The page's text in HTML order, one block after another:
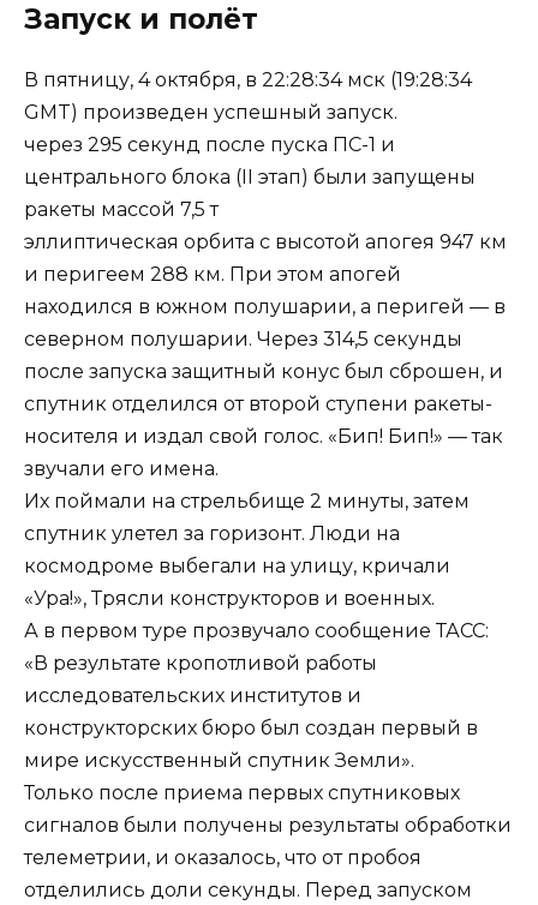
Запуск и полёт
В пятницу, 4 октября, в 22:28:34 мск (19:28:34
GMT) произведен успешный запуск.
через 295 секунд после пуска ПС-1 и
центрального блока (II этап) были запущены
ракеты массой 7,5 т
эллиптическая орбита с высотой апогея 947 км
и перигеем 288 км. При этом апогей
находился в южном полушарии, а перигей — в
северном полушарии. Через 314,5 секунды
после запуска защитный конус был сброшен, и
спутник отделился от второй ступени ракеты-
носителя и издал свой голос. «Бип! Бип!» — так
звучали его имена.
Их поймали на стрельбище 2 минуты, затем
спутник улетел за горизонт. Люди на
космодроме выбегали на улицу, кричали
«Ура!», Трясли конструкторов и военных.
А в первом туре прозвучало сообщение ТАСС:
«В результате кропотливой работы
исследовательских институтов и
конструкторских бюро был создан первый в
мире искусственный спутник Земли».
Только после приема первых спутниковых
сигналов были получены результаты обработки
телеметрии, и оказалось, что от пробоя
отделились доли секунды. Перед запуском